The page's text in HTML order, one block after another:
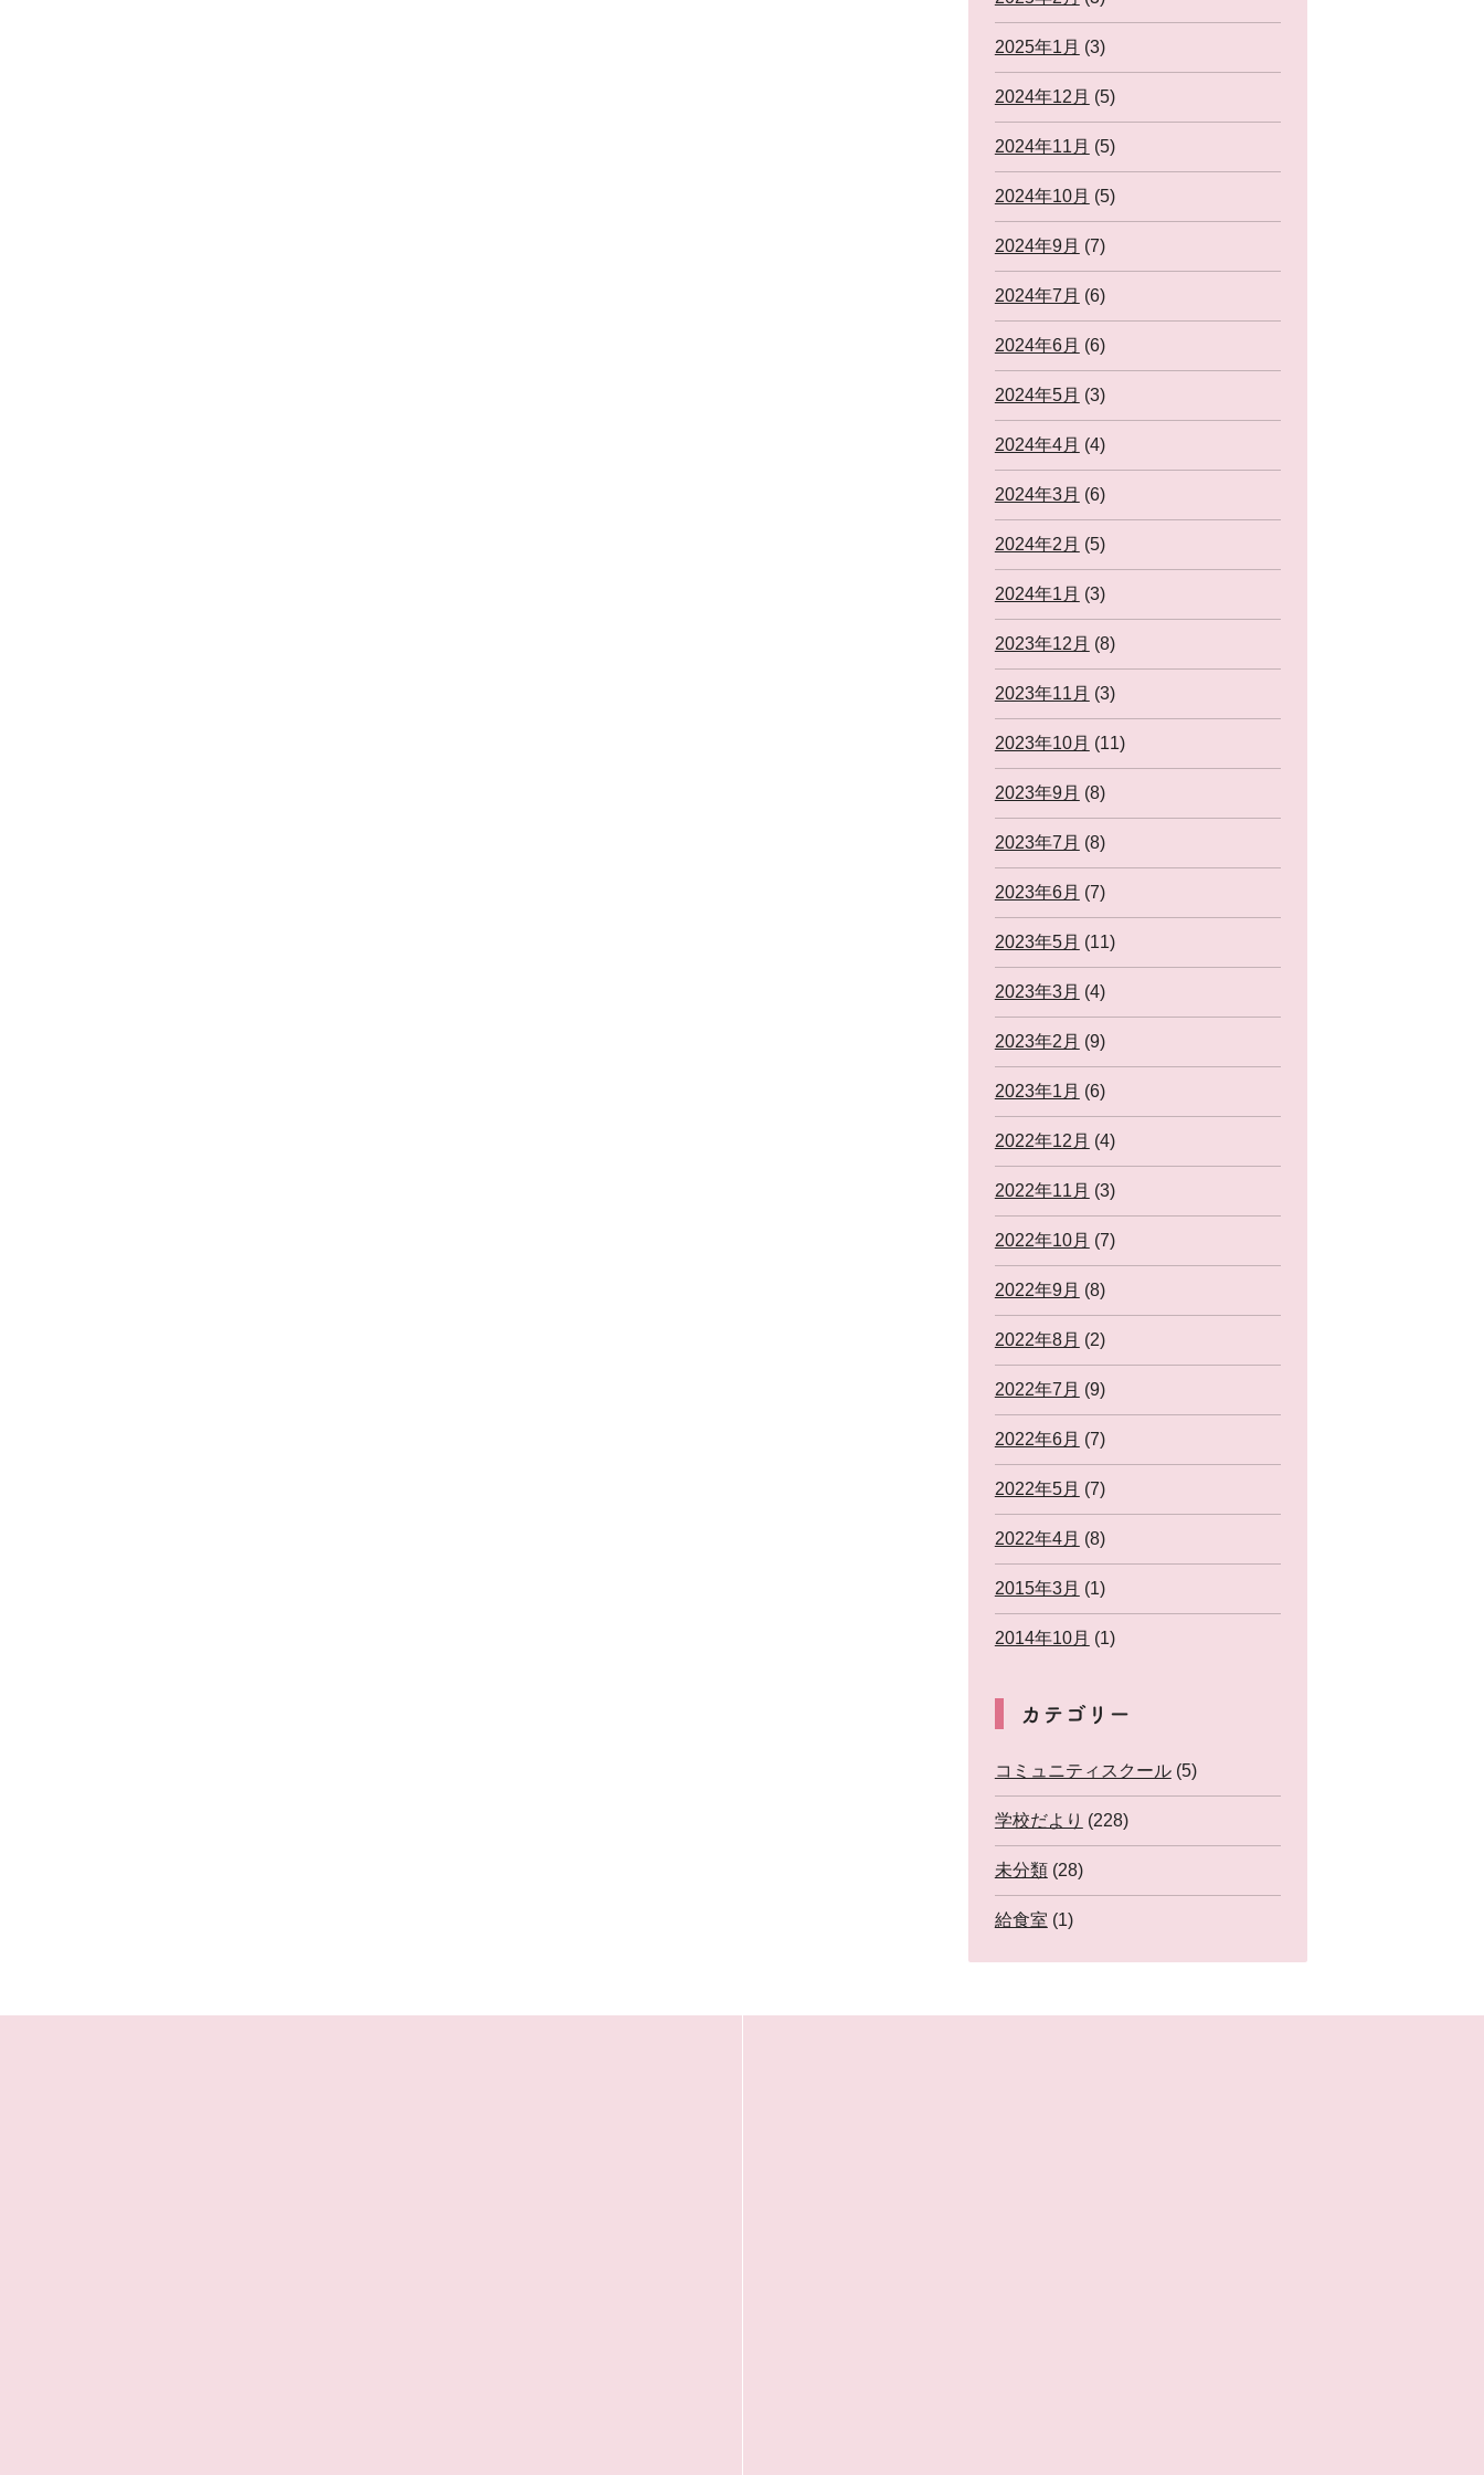
2025年1月 (3)
2024年12月 (5)
2024年11月 (5)
2024年10月 (5)
2024年9月 (7)
2024年7月 (6)
2024年6月 (6)
2024年5月 (3)
2024年4月 (4)
2024年3月 (6)
2024年2月 (5)
2024年1月 (3)
2023年12月 (8)
2023年11月 (3)
2023年10月 (11)
2023年9月 (8)
2023年7月 (8)
2023年6月 (7)
2023年5月 (11)
2023年3月 (4)
2023年2月 (9)
2023年1月 (6)
2022年12月 (4)
2022年11月 (3)
2022年10月 (7)
2022年9月 (8)
2022年8月 (2)
2022年7月 (9)
2022年6月 (7)
2022年5月 (7)
2022年4月 (8)
2015年3月 (1)
2014年10月 (1)
カテゴリー
コミュニティスクール(5)
学校だより (228)
未分類(28)
給食室 (1)